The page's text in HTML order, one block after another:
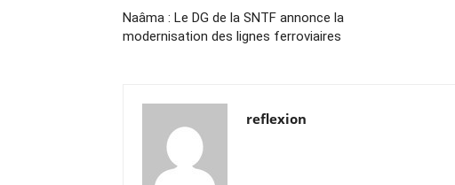
Naâma : Le DG de la SNTF annonce la
modernisation des lignes ferroviaires
reflexion